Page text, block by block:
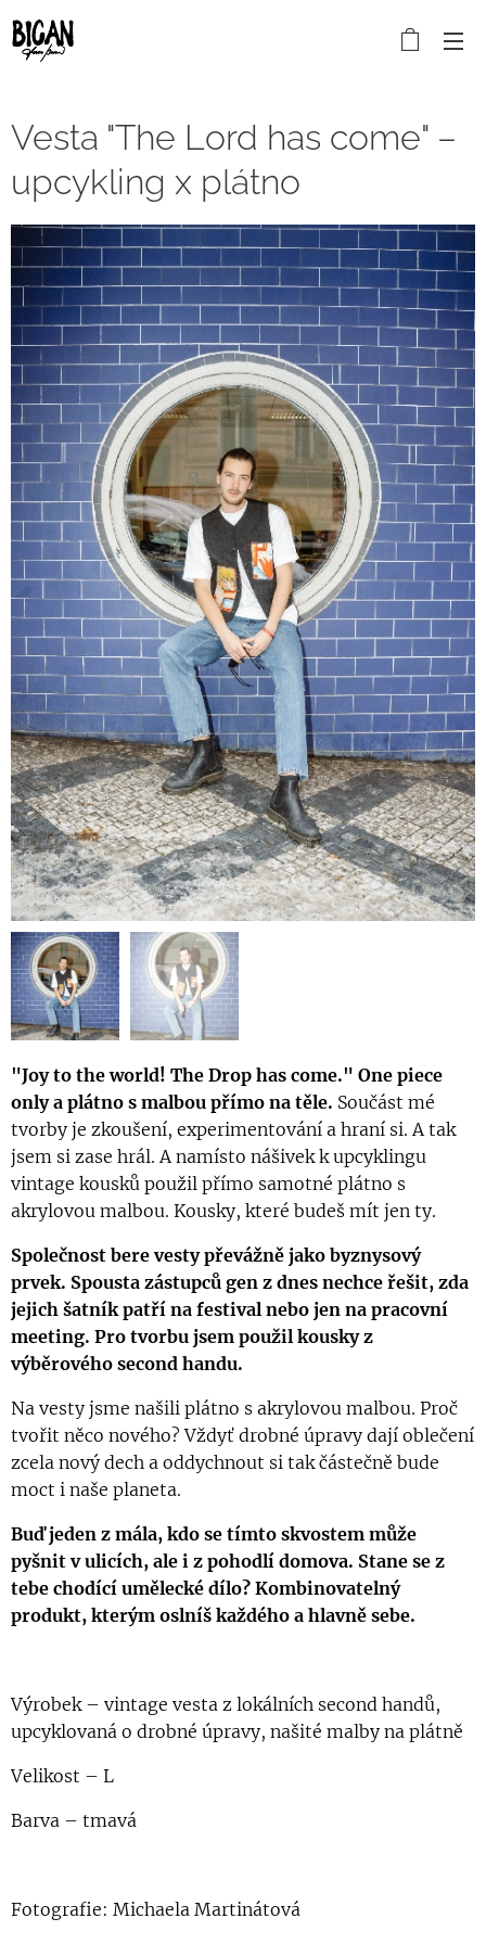
Vesta "The Lord has come" –
upcykling x plátno
"Joy to the world! The Drop has come." One piece
only a plátno s malbou přímo na těle. Součást mé
tvorby je zkoušení, experimentování a hraní si. A tak
jsem si zase hrál. A namísto nášivek k upcyklingu
vintage kousků použil přímo samotné plátno s
akrylovou malbou. Kousky, které budeš mít jen ty.
Společnost bere vesty převážně jako byznysový
prvek. Spousta zástupců gen z dnes nechce řešit, zda
jejich šatník patří na festival nebo jen na pracovní
meeting. Pro tvorbu jsem použil kousky z
výběrového second handu.
Na vesty jsme našili plátno s akrylovou malbou. Proč
tvořit něco nového? Vždyť drobné úpravy dají oblečení
zcela nový dech a oddychnout si tak částečně bude
moct i naše planeta.
Buď jeden z mála, kdo se tímto skvostem může
pyšnit v ulicích, ale i z pohodlí domova. Stane se z
tebe chodící umělecké dílo? Kombinovatelný
produkt, kterým oslníš každého a hlavně sebe.
Výrobek – vintage vesta z lokálních second handů,
upcyklovaná o drobné úpravy, našité malby na plátně
Velikost – L
Barva – tmavá
Fotografie: Michaela Martinátová